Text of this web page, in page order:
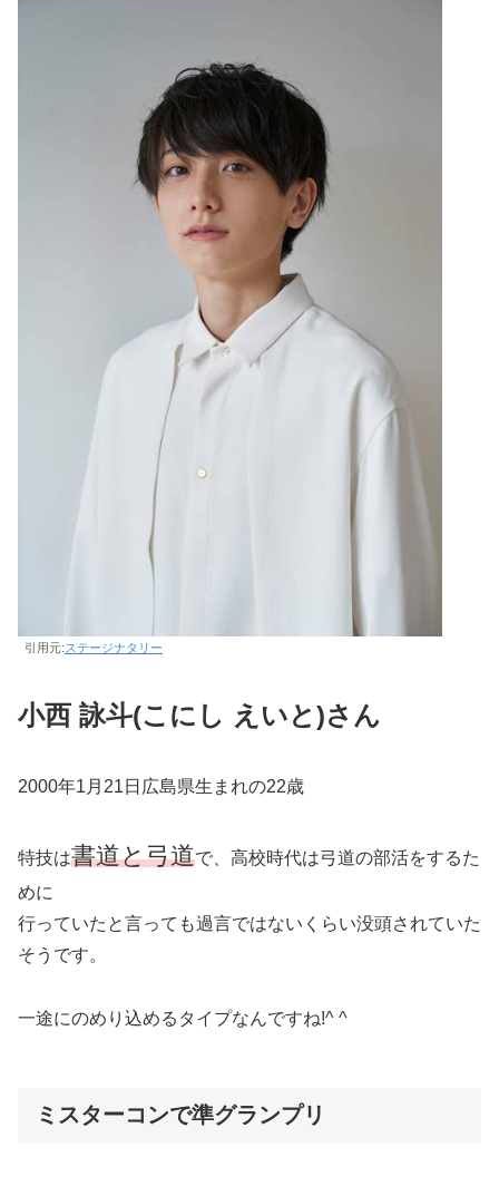
引用元:ステージナタリー
小西 詠斗(こにし えいと)さん
2000年1月21日広島県生まれの22歳
特技は書道と弓道で、高校時代は弓道の部活をするた
めに
行っていたと言っても過言ではないくらい没頭されていた
そうです。
一途にのめり込めるタイプなんですね!^ ^
ミスターコンで準グランプリ